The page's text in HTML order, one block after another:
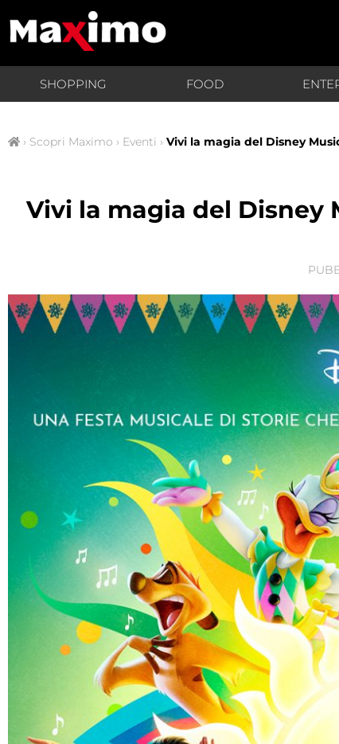
SHOPPING FOOD
› Scopri Maximo › Eventi › Vivi la magia del Disney
Vivi la magia del Disney